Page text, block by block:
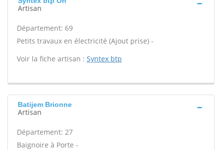
Artisan
Département: 69
Petits travaux en électricité (Ajout prise) -
Voir la fiche artisan : Syntex btp
Batijem Brionne
Artisan
Département: 27
Baignoire à Porte -